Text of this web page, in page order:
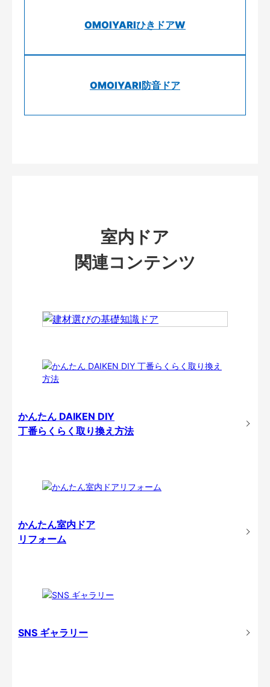
OMOIYARIひきドアW
OMOIYARI防音ドア
室内ドア
関連コンテンツ
かんたん DAIKEN DIY
丁番らくらく取り換え方法
かんたん室内ドア
リフォーム
SNS ギャラリー